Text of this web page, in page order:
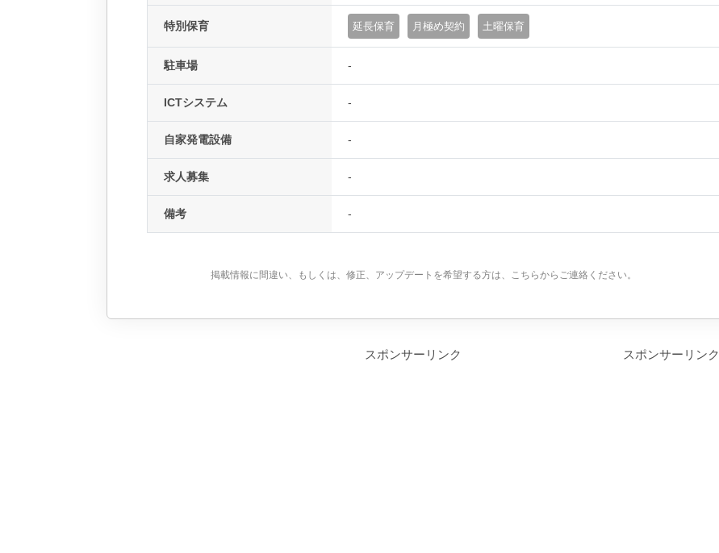
特別保育 延長保育 月極め契約 土曜保育
駐車場 -
ICTシステム -
自家発電設備 -
求人募集 -
備考 -
掲載情報に間違い、もしくは、修正、アップデートを希望する方は、こちらからご連絡ください。
スポンサーリンク スポンサーリンク